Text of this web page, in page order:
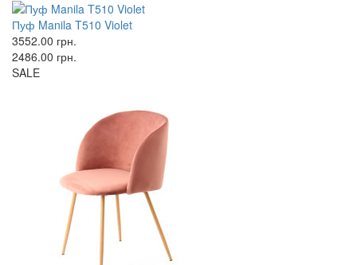
Пуф Manila T510 Violet
3552.00 грн.
2486.00 грн.
SALE